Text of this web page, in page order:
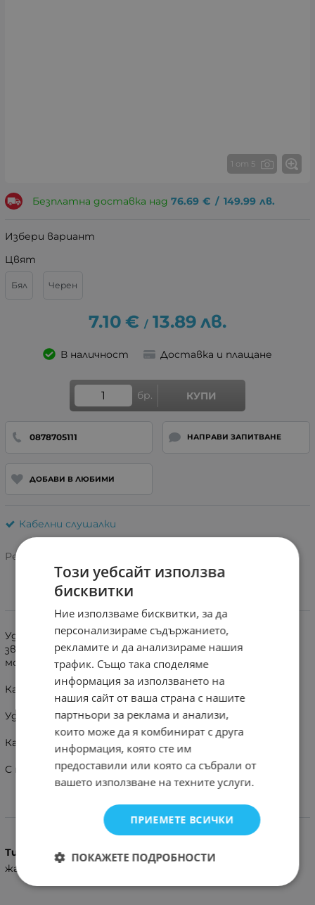
1 от 5
Безплатна доставка над 76.69 € / 149.99 лв.
Избери вариант
Цвят
Бял Черен
7.10 € / 13.89 лв.
В наличност Доставка и плащане
бр. КУПИ
0878705111 НАПРАВИ ЗАПИТВАНЕ
ДОБАВИ В ЛЮБИМИ
Кабелни слушалки
Рейтинг:
Информация
Удобни и стилни тапи - леки и с приятен, балансиран
звук, идеални за МР3 плейъри и дори за смартфони, и
могат да се използват като hands-free устройство.
Качествен кабел, който не се оплита лесно.
Удобни силиконови накрайници
Кабелът е с 3,5-милиметров жак
С микрофон.
Характеристики
Тип
жак 3.5мм
Този уебсайт използва
бисквитки
Ние използваме бисквитки, за да
персонализираме съдържанието,
рекламите и да анализираме нашия
трафик. Също така споделяме
информация за използването на
нашия сайт от ваша страна с нашите
партньори за реклама и анализи,
които може да я комбинират с друга
информация, която сте им
предоставили или която са събрали от
вашето използване на техните услуги.
ПРИЕМЕТЕ ВСИЧКИ
ПОКАЖЕТЕ ПОДРОБНОСТИ